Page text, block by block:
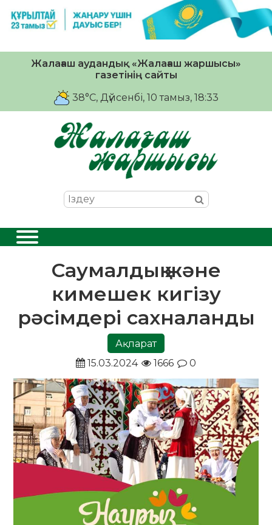
Жалағаш аудандық «Жалағаш жаршысы»
газетінің сайты
38°C, Дүйсенбі, 10 тамыз, 18:33
Саумалдық және
кимешек кигізу
рәсімдері сахналанды
Ақпарат
15.03.2024
1666 0